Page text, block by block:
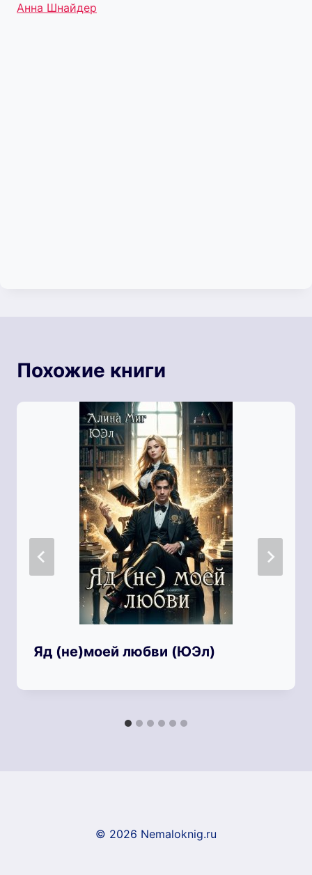
Метки
Анна Шнайдер
Похожие книги
Яд (не)моей любви (ЮЭл)
© 2026 Nemaloknig.ru